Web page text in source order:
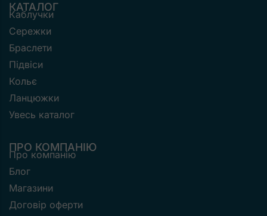
КАТАЛОГ
Каблучки
Сережки
Браслети
Підвіси
Кольє
Ланцюжки
Увесь каталог
ПРО КОМПАНІЮ
Про компанію
Блог
Магазини
Договір оферти